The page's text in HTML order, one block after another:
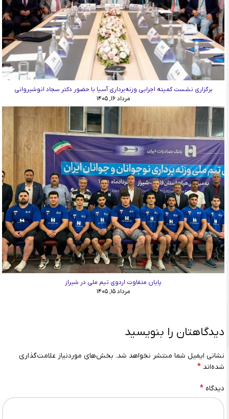
برگزاری نشست کمیته اجرایی وزنه‌برداری آسیا با حضور دکتر سجاد انوشیروانی
مرداد ۱۶, ۱۴۰۵
پایان متفاوت اردوی تیم ملی در شیراز
مرداد ۱۵, ۱۴۰۵
دیدگاهتان را بنویسید
نشانی ایمیل شما منتشر نخواهد شد. بخش‌های موردنیاز علامت‌گذاری
شده‌اند *
دیدگاه *